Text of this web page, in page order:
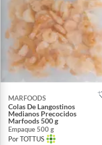
MARFOODS
Colas De Langostinos
Medianos Precocidos
Marfoods 500 g
Empaque 500 g
Por TOTTUS